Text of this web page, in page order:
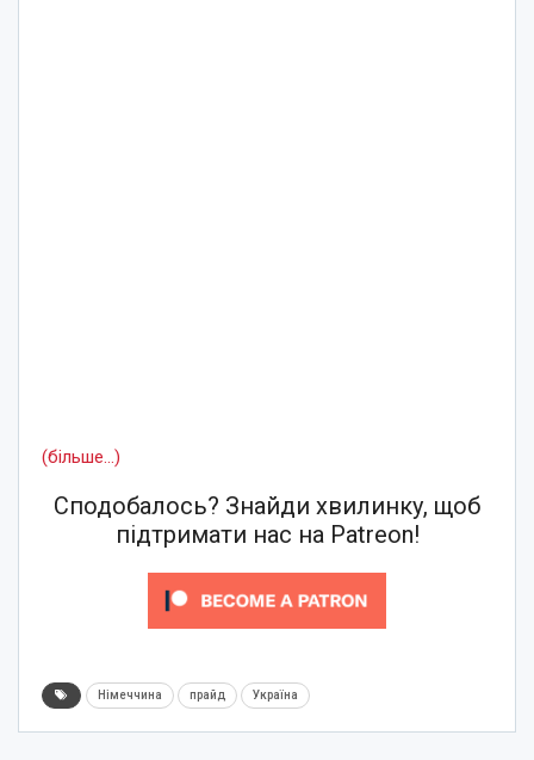
(більше…)
Сподобалось? Знайди хвилинку, щоб
підтримати нас на Patreon!
Німеччина прайд Україна